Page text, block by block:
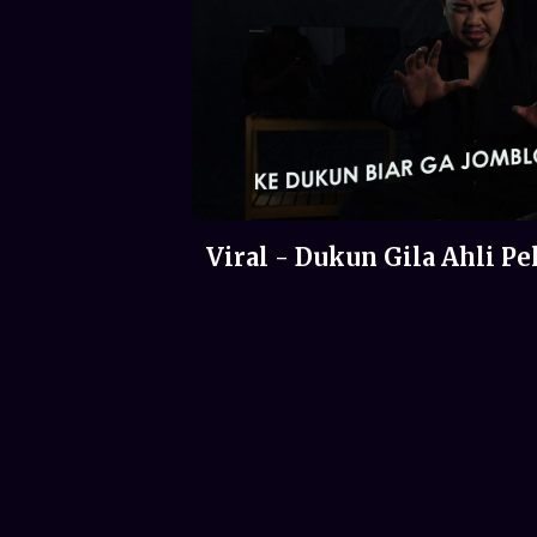
Viral - Dukun Gila Ahli